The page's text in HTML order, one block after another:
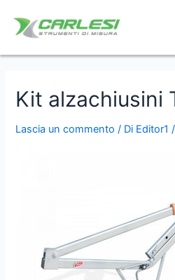
Kit alzachiusini
Lascia un commento / Di Editor1